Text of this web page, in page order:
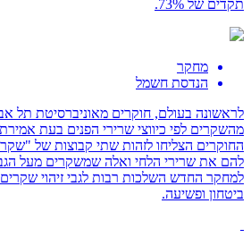
תקדים של 73%.
מחקר
הנדסת חשמל
מהשקרים לפי כיווצי שרירי הפנים בעת
החוקרים הצליחו לזהות שתי קבוצות של
להם את שרירי הלחי ואלה שמשקרים מעל
למחקר החדש השלכות רבות לגבי זיהוי
ביטחון ופשיעה.